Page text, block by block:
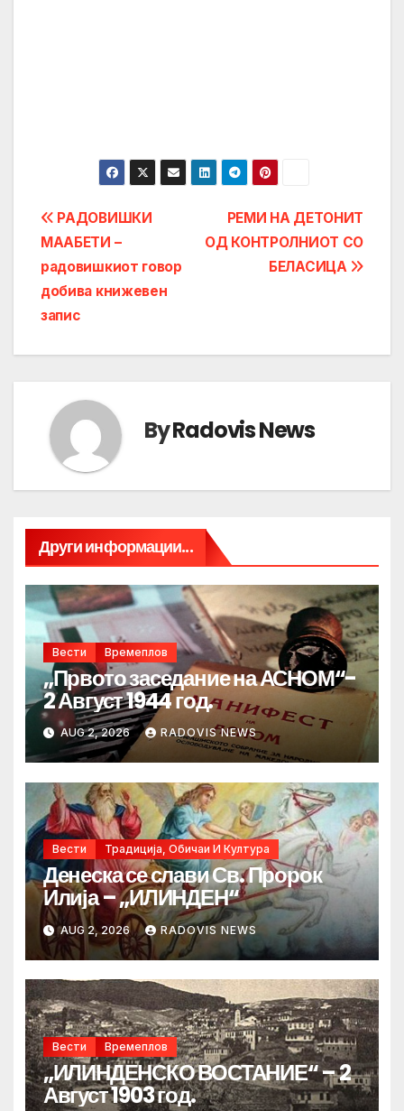
Post
navigation
РЕМИ НА ДЕТОНИТ
ОД КОНТРОЛНИОТ СО
БЕЛАСИЦА
РАДОВИШКИ
МААБЕТИ –
радовишкиот говор
добива книжевен
запис
ByRadovis News
Други информации...
Вести Времеплов
„Првото заседание на АСНОМ“-
2 Август 1944 год.
AUG 2, 2026 RADOVIS NEWS
Вести Традиција, Обичаи И Култура
Денеска се слави Св. Пророк
Илија – „ИЛИНДЕН“
AUG 2, 2026 RADOVIS NEWS
Вести Времеплов
„ИЛИНДЕНСКО ВОСТАНИЕ“ – 2
Август 1903 год.